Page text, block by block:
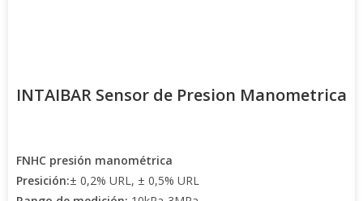
INTAIBAR Sensor de Presion Manometrica
FNHC presión manométrica
Presición:± 0,2% URL, ± 0,5% URL